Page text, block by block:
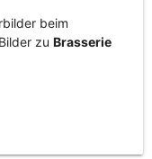
beim
zu Brasserie